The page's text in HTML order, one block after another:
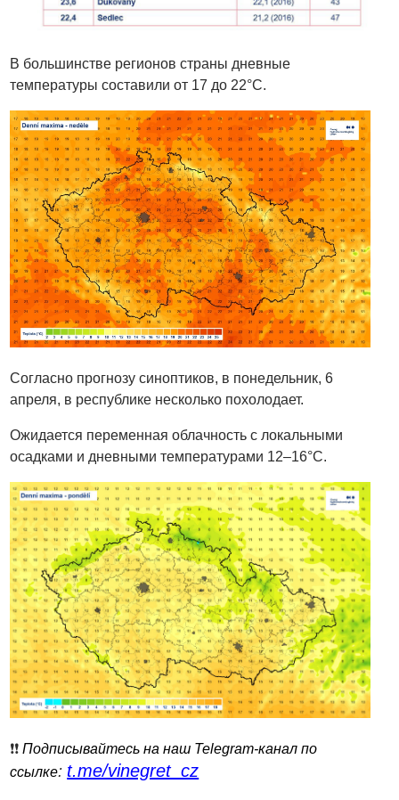
В большинстве регионов страны дневные
температуры составили от 17 до 22°C.
Согласно прогнозу синоптиков, в понедельник, 6
апреля, в республике несколько похолодает.
Ожидается переменная облачность с локальными
осадками и дневными температурами 12–16°C.
❗️❗️Подписывайтесь на наш Telegram-канал по
ссылке: t.me/vinegret_cz